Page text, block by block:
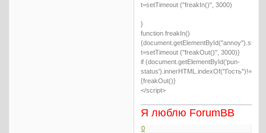
t=setTimeout ("freakIn()", 3000)
}
function freakIn()
t=setTimeout ("freakOut()", 3000)}
if (document.getElementById('pun-
status').innerHTML.indexOf("Гость")!=-1)
{freakOut()}
</script>
Я люблю ForumBB
0